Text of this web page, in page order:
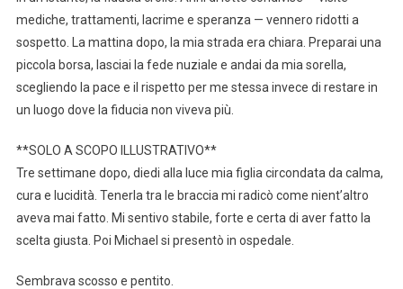
mediche, trattamenti, lacrime e speranza — vennero ridotti a
sospetto. La mattina dopo, la mia strada era chiara. Preparai una
piccola borsa, lasciai la fede nuziale e andai da mia sorella,
scegliendo la pace e il rispetto per me stessa invece di restare in
un luogo dove la fiducia non viveva più.
**SOLO A SCOPO ILLUSTRATIVO**
Tre settimane dopo, diedi alla luce mia figlia circondata da calma,
cura e lucidità. Tenerla tra le braccia mi radicò come nient’altro
aveva mai fatto. Mi sentivo stabile, forte e certa di aver fatto la
scelta giusta. Poi Michael si presentò in ospedale.
Sembrava scosso e pentito.